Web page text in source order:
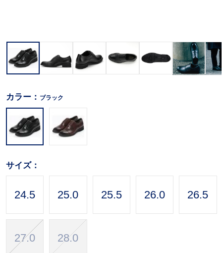
カラー： ブラック
サイズ：
24.5 25.0 25.5 26.0 26.5
27.0 28.0